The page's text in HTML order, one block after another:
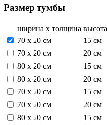
Размер тумбы
ширина х толщина высота
70 х 20 см
15 см
70 х 20 см
20 см
80 х 20 см
15 см
80 х 20 см
20 см
70 х 20 см
15 см
70 х 20 см
20 см
80 х 20 см
15 см